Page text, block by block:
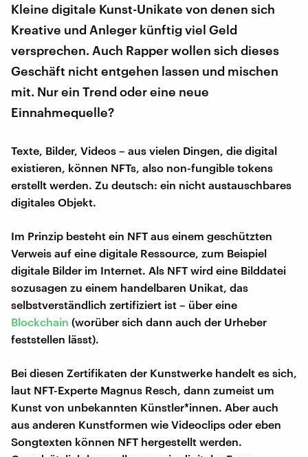
Kleine digitale Kunst-Unikate von denen sich
Kreative und Anleger künftig viel Geld
versprechen. Auch Rapper wollen sich dieses
Geschäft nicht entgehen lassen und mischen
mit. Nur ein Trend oder eine neue
Einnahmequelle?
Texte, Bilder, Videos – aus vielen Dingen, die digital
existieren, können NFTs, also non-fungible tokens
erstellt werden. Zu deutsch: ein nicht austauschbares
digitales Objekt.
Im Prinzip besteht ein NFT aus einem geschützten
Verweis auf eine digitale Ressource, zum Beispiel
digitale Bilder im Internet. Als NFT wird eine Bilddatei
sozusagen zu einem handelbaren Unikat, das
selbstverständlich zertifiziert ist – über eine
Blockchain (worüber sich dann auch der Urheber
feststellen lässt).
Bei diesen Zertifikaten der Kunstwerke handelt es sich,
laut NFT-Experte Magnus Resch, dann zumeist um
Kunst von unbekannten Künstler*innen. Aber auch
aus anderen Kunstformen wie Videoclips oder eben
Songtexten können NFT hergestellt werden.